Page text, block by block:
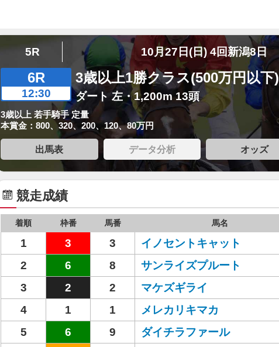
5R 10月27日(日) 4回新潟8日
6R
12:30
3歳以上1勝クラス(500万円以下)
ダート 左・1,200m 13頭
3歳以上 若手騎手 定量
本賞金：800、320、200、120、80万円
出馬表 データ分析 オッズ
競走成績
着順 枠番 馬番 馬名
1 3 3 イノセントキャット
2
6 8 サンライズプルート
3
2 2 マケズギライ
4
1 1 メレカリキマカ
5
6 9 ダイチラファール